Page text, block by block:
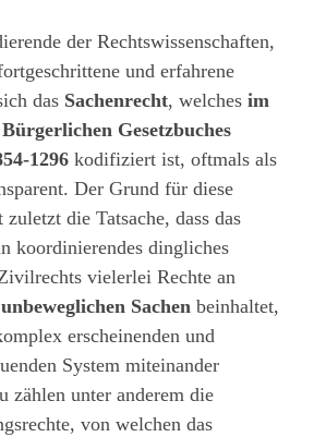
der Rechtswissenschaften,
und erfahrene
das Sachenrecht, welches im
Bürgerlichen Gesetzbuches
1296 kodifiziert ist, oftmals als
Der Grund für diese
die Tatsache, dass das
koordinierendes dingliches
vielerlei Rechte an
unbeweglichen Sachen beinhaltet,
erscheinenden und
System miteinander
zählen unter anderem die
von welchen das